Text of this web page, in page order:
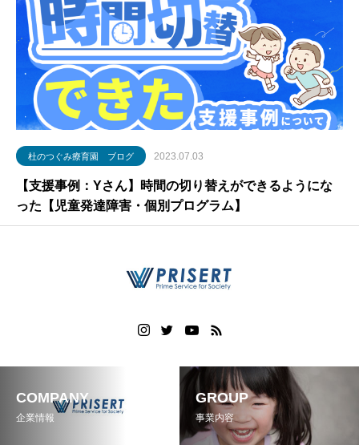
杜のつぐみ療育園 ブログ 2023.07.03
【支援事例：Yさん】時間の切り替えができるようにな
った【児童発達障害・個別プログラム】
COMPANY
企業情報
GROUP
事業内容